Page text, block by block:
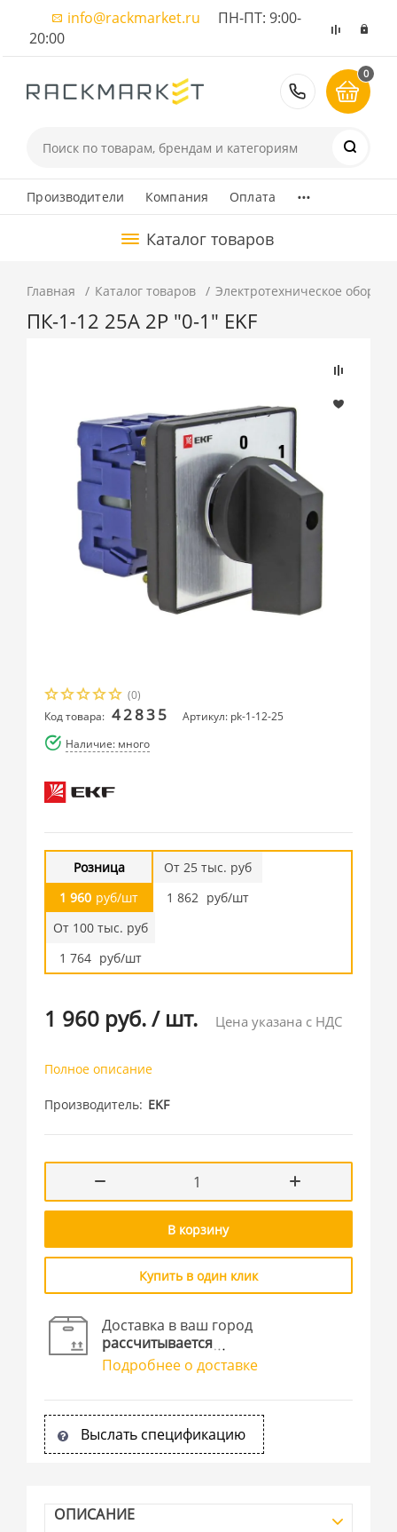
info@rackmarket.ru ПН-ПТ: 9:00-
20:00
8 (495)
0
Производители Компания Оплата ...
Каталог товаров
Главная Каталог товаров Электротехническое
ПК-1-12 25А 2P "0-1" EKF
(0)
Код товара: 42835
Артикул: pk-1-12-25
Наличие: много
Розница
1 960 руб/шт
От 25 тыс. руб
1 862 руб/шт
От 100 тыс. руб
1 764 руб/шт
1 960 руб./ шт. Цена указана с НДС
Полное описание
Производитель EKF
В корзину
Купить в один клик
Доставка в ваш город
рассчитывается
Подробнее о доставке
Выслать спецификацию
ОПИСАНИЕ